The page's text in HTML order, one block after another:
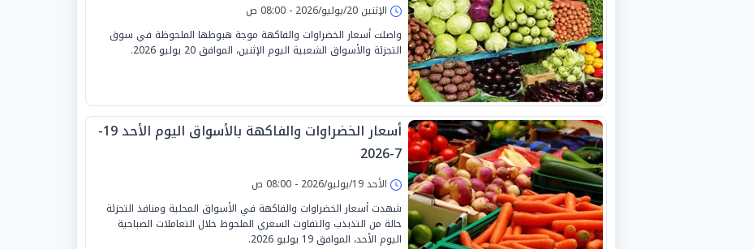
الإثنين 20/يوليو/2026 - 08:00 ص
واصلت أسعار الخضراوات والفاكهة موجة هبوطها الملحوظة في سوق
التجزئة والأسواق الشعبية اليوم الإثنين، الموافق 20 يوليو 2026.
أسعار الخضراوات والفاكهة بالأسواق اليوم الأحد 19-
7-2026
الأحد 19/يوليو/2026 - 08:00 ص
شهدت أسعار الخضراوات والفاكهة في الأسواق المحلية ومنافذ التجزئة
حالة من التذبذب والتفاوت السعري الملحوظ خلال التعاملات الصباحية
اليوم الأحد، الموافق 19 يوليو 2026.